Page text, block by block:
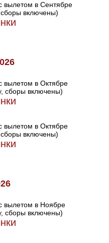
вылетом в Сентябре
включены)
вылетом в Октябре
сборы включены)
вылетом в Октябре
включены)
вылетом в Ноябре
сборы включены)